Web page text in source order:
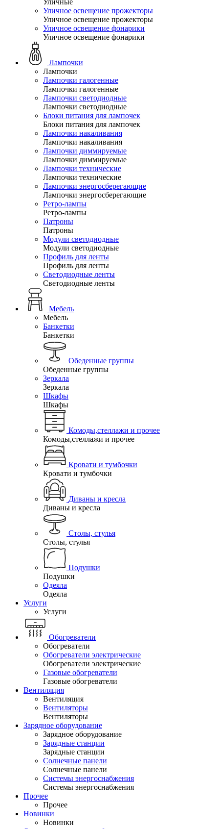
Уличные
Уличное освещение прожекторы
Уличное освещение прожекторы
Уличное освещение фонарики
Уличное освещение фонарики
Лампочки
Лампочки
Лампочки галогенные
Лампочки галогенные
Лампочки светодиодные
Лампочки светодиодные
Блоки питания для лампочек
Блоки питания для лампочек
Лампочки накаливания
Лампочки накаливания
Лампочки диммируемые
Лампочки диммируемые
Лампочки технические
Лампочки технические
Лампочки энергосберегающие
Лампочки энергосберегающие
Ретро-лампы
Ретро-лампы
Патроны
Патроны
Модули светодиодные
Модули светодиодные
Профиль для ленты
Профиль для ленты
Светодиодные ленты
Светодиодные ленты
Мебель
Мебель
Банкетки
Банкетки
Обеденные группы
Обеденные группы
Зеркала
Зеркала
Шкафы
Шкафы
Комоды,стеллажи и прочее
Комоды,стеллажи и прочее
Кровати и тумбочки
Кровати и тумбочки
Диваны и кресла
Диваны и кресла
Столы, стулья
Столы, стулья
Подушки
Подушки
Одеяла
Одеяла
Услуги
Услуги
Обогреватели
Обогреватели
Обогреватели электрические
Обогреватели электрические
Газовые обогреватели
Газовые обогреватели
Вентиляция
Вентиляция
Вентиляторы
Вентиляторы
Зарядное оборудование
Зарядное оборудование
Зарядные станции
Зарядные станции
Солнечные панели
Солнечные панели
Системы энергоснабжения
Системы энергоснабжения
Прочее
Прочее
Новинки
Новинки